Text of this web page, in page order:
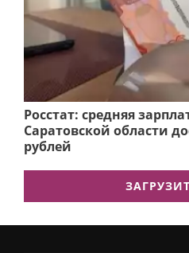
Росстат: средняя
Саратовской области
рублей